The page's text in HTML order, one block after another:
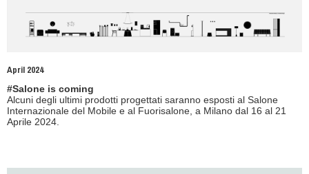
April 2024
#Salone is coming
Alcuni degli ultimi prodotti progettati saranno esposti al Salone
Internazionale del Mobile e al Fuorisalone, a Milano dal 16 al 21
Aprile 2024.